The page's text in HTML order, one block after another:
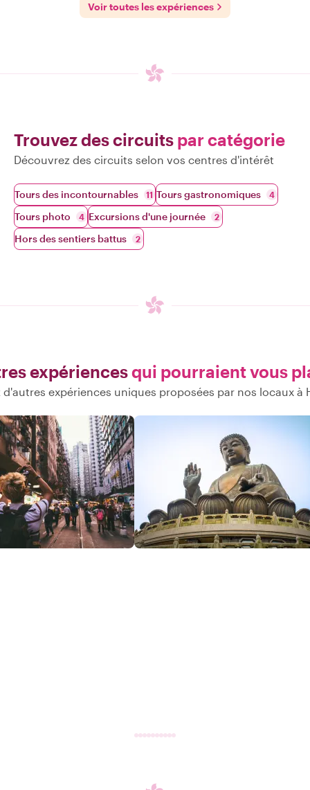
Voir toutes les expériences
Trouvez des circuits par catégorie
Découvrez des circuits selon vos centres d'intérêt
Tours des incontournables 11 Tours gastronomiques 4
Tours photo 4 Excursions d'une journée 2
Hors des sentiers battus 2
expériencesqui pourraient vous
d'autres expériences uniques proposées par nos locaux à